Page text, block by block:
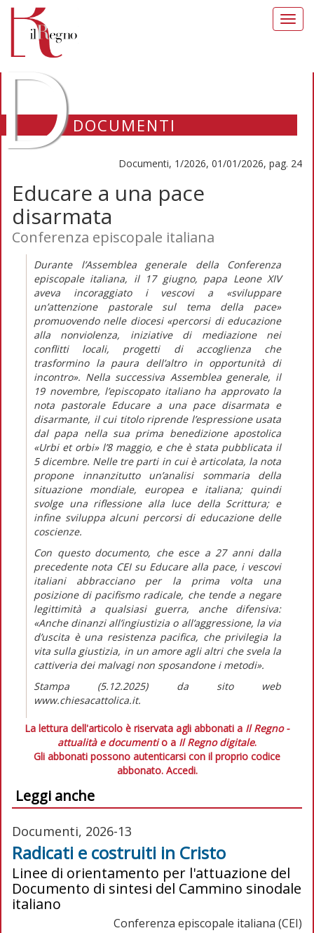
DOCUMENTI
Documenti, 1/2026, 01/01/2026, pag. 24
Educare a una pace
disarmata
Conferenza episcopale italiana
Durante l’Assemblea generale della Conferenza
episcopale italiana, il 17 giugno, papa Leone XIV
aveva incoraggiato i vescovi a «sviluppare
un’attenzione pastorale sul tema della pace»
promuovendo nelle diocesi «percorsi di educazione
alla nonviolenza, iniziative di mediazione nei
conflitti locali, progetti di accoglienza che
trasformino la paura dell’altro in opportunità di
incontro». Nella successiva Assemblea generale, il
19 novembre, l’episcopato italiano ha approvato la
nota pastorale Educare a una pace disarmata e
disarmante, il cui titolo riprende l’espressione usata
dal papa nella sua prima benedizione apostolica
«Urbi et orbi» l’8 maggio, e che è stata pubblicata il
5 dicembre. Nelle tre parti in cui è articolata, la nota
propone innanzitutto un’analisi sommaria della
situazione mondiale, europea e italiana; quindi
svolge una riflessione alla luce della Scrittura; e
infine sviluppa alcuni percorsi di educazione delle
coscienze.
Con questo documento, che esce a 27 anni dalla
precedente nota CEI suEducare alla pace, i vescovi
italiani abbracciano per la prima volta una
posizione di pacifismo radicale, che tende a negare
legittimità a qualsiasi guerra, anche difensiva:
«Anche dinanzi all’ingiustizia o all’aggressione, la via
d’uscita è una resistenza pacifica, che privilegia la
vita sulla giustizia, in un amore agli altri che svela la
cattiveria dei malvagi non sposandone i metodi».
Stampa (5.12.2025) da sito web
www.chiesacattolica.it.
La lettura dell'articolo è riservata agli abbonati a Il Regno -
attualità e documentio a Il Regno digitale.
Gli abbonati possono autenticarsi con il proprio codice
abbonato. Accedi.
Leggi anche
Documenti, 2026-13
Radicati e costruiti in Cristo
Linee di orientamento per l'attuazione del
Documento di sintesi del Cammino sinodale
italiano
Conferenza episcopale italiana (CEI)